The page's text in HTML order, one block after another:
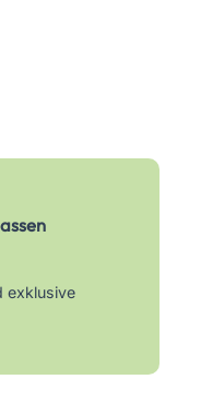
exklusive